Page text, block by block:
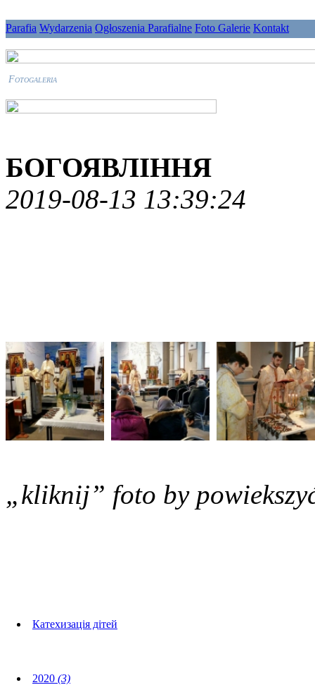
Parafia Wydarzenia Ogłoszenia Parafialne Foto Galerie Kontakt
Fotogaleria
БОГОЯВЛІННЯ
2019-08-13 13:39:24
„kliknij” foto by
Катехизація дітей
2020 (3)